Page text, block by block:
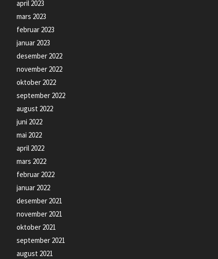
april 2023
mars 2023
februar 2023
januar 2023
desember 2022
november 2022
oktober 2022
september 2022
august 2022
juni 2022
mai 2022
april 2022
mars 2022
februar 2022
januar 2022
desember 2021
november 2021
oktober 2021
september 2021
august 2021